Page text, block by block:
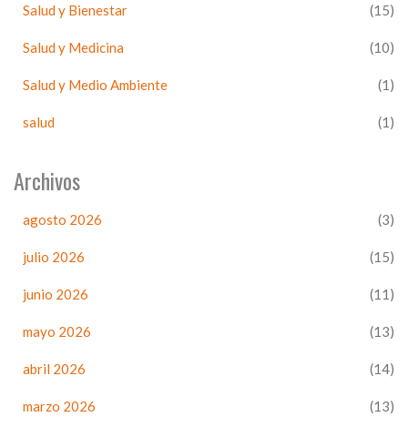
Salud y Bienestar (15)
Salud y Medicina (10)
Salud y Medio Ambiente (1)
salud (1)
Archivos
agosto 2026 (3)
julio 2026 (15)
junio 2026 (11)
mayo 2026 (13)
abril 2026 (14)
marzo 2026 (13)